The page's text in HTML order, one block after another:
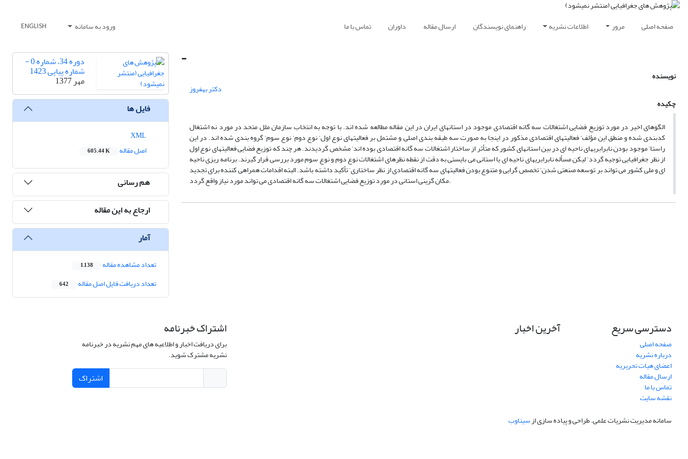
صفحه اصلی مرور اطلاعات نشریه راهنمای نویسندگان ارسال مقاله داوران تماس با ما ورود به سامانه ENGLISH
-
نویسنده
دکتر بهفروز
چکیده
الگوهای اخیر در مورد توزیع فضایی اشتغالات سه گانه اقتصادی موجود در استانهای ایران در این مقاله مطالعه شده اند. با توجه به انتخاب سازمان ملل متحد در مورد نه اشتغال
کدبندی شده و منطق این مؤلف‘ فعالیتهای اقتصادی مذکور در اینجا به صورت سه طبقه بندی اصلی و مشتمل بر فعالیتهای نوع اول‘ نوع دوم‘ نوع سوم‘ گروه بندی شده اند. در این
راستا‘ موجود بودن نابرابریهای ناحیه ای در بین استانهای کشور که متأثر از ساختار اشتغالات سه گانه اقتصادی بوده اند‘ مشخص گردیدند. هر چند که توزیع فضایی فعالیتهای نوع اول
از نظر جغرافیایی توجیه گردد‘ لیکن مسأله نابرابریهای ناحیه ای یا استانی می بایستی به دقت از نقطه نظرهای اشتغالات نوع دوم و نوع سوم مورد بررسی قرار گیرند. برنامه ریزی ناحیه
ای و ملی کشور می تواند بر توسعه صنعتی شدن‘ تخصص گرایی و متنوع بودن فعالیتهای سه گانه اقتصادی از نظر ساختاری‘ تأکید داشته باشد. البته اقدامات همراهی کننده برای تجدید
مکان گزینی استانی در مورد توزیع فضایی اشتغالات سه گانه اقتصادی می تواند مورد نیاز واقع گردد.
دوره 34، شماره 0 -
شماره پیاپی 1423
مهر 1377
فایل ها
اصل مقاله
605.44 K
هم رسانی
ارجاع به این مقاله
آمار
تعداد مشاهده مقاله 1,138
تعداد دریافت فایل اصل مقاله 642
دسترسی سریع
صفحه اصلی
درباره نشریه
اعضای هیات تحریریه
ارسال مقاله
تماس با ما
نقشه سایت
آخرین اخبار اشتراک خبرنامه
برای دریافت اخبار و اطلاعیه های مهم نشریه در خبرنامه
نشریه مشترک شوید.
اشتراک
سامانه مدیریت نشریات علمی.طراحی و پیاده سازی ازسیناوب